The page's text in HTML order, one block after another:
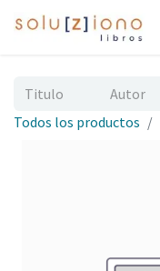
Todos los productos